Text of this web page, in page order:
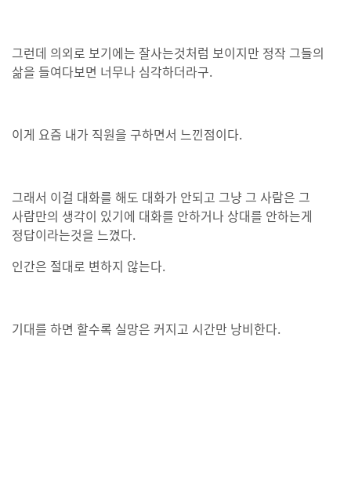
그런데 의외로 보기에는 잘사는것처럼 보이지만 정작 그들의
삶을 들여다보면 너무나 심각하더라구.
이게 요즘 내가 직원을 구하면서 느낀점이다.
그래서 이걸 대화를 해도 대화가 안되고 그냥 그 사람은 그
사람만의 생각이 있기에 대화를 안하거나 상대를 안하는게
정답이라는것을 느꼈다.
인간은 절대로 변하지 않는다.
기대를 하면 할수록 실망은 커지고 시간만 낭비한다.